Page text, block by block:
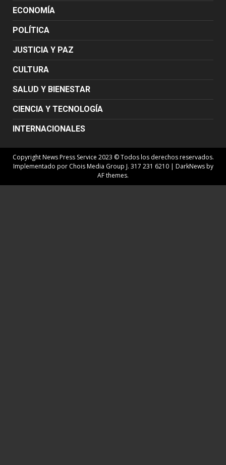
ECONOMÍA
POLÍTICA
JUSTICIA Y PAZ
CULTURA
SALUD Y BIENESTAR
CIENCIA Y TECNOLOGÍA
INTERNACIONALES
Copyright News Press Service 2023 © Todos los derechos reservados.
Implementado por Chois Media Group J. 317 231 6210 | DarkNewsby
AF themes.